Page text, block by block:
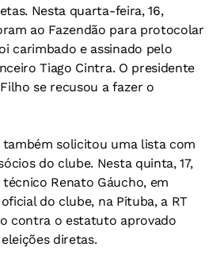
Nesta quarta-feira, 16,
ao Fazendão para protocolar
carimbado e assinado pelo
Tiago Cintra. O presidente
se recusou a fazer o
também solicitou uma lista com
do clube. Nesta quinta, 17,
Renato Gáucho, em
do clube, na Pituba, a RT
contra o estatuto aprovado
diretas.